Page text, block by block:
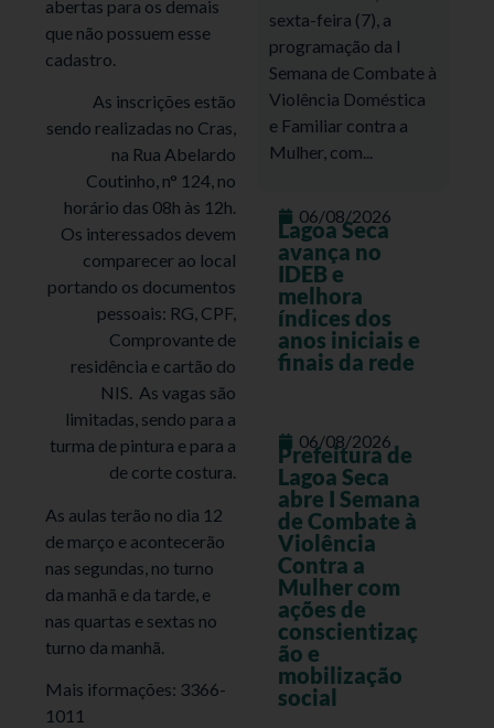
abertas para os demais
que não possuem esse
cadastro.
As inscrições estão
sendo realizadas no Cras,
na Rua Abelardo
Coutinho, n° 124, no
horário das 08h às 12h.
Os interessados devem
comparecer ao local
portando os documentos
pessoais: RG, CPF,
Comprovante de
residência e cartão do
NIS. As vagas são
limitadas, sendo para a
turma de pintura e para a
de corte costura.
As aulas terão no dia 12
de março e acontecerão
nas segundas, no turno
da manhã e da tarde, e
nas quartas e sextas no
turno da manhã.
Mais iformações: 3366-
1011
sexta-feira (7), a
programação da I
Semana de Combate à
Violência Doméstica
e Familiar contra a
Mulher, com...
06/08/2026
Lagoa Seca
avança no
IDEB e
melhora
índices dos
anos iniciais e
finais da rede
06/08/2026
Prefeitura de
Lagoa Seca
abre I Semana
de Combate à
Violência
Contra a
Mulher com
ações de
conscientizaç
ão e
mobilização
social